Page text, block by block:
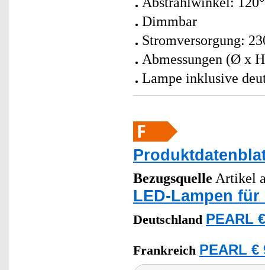
Dimmbar
Stromversorgung:
Abmessungen (Ø x
Lampe inklusive
Bezugsquelle Artikel
LED-Lampen
Deutschland PEARL
Frankreich PEARL €